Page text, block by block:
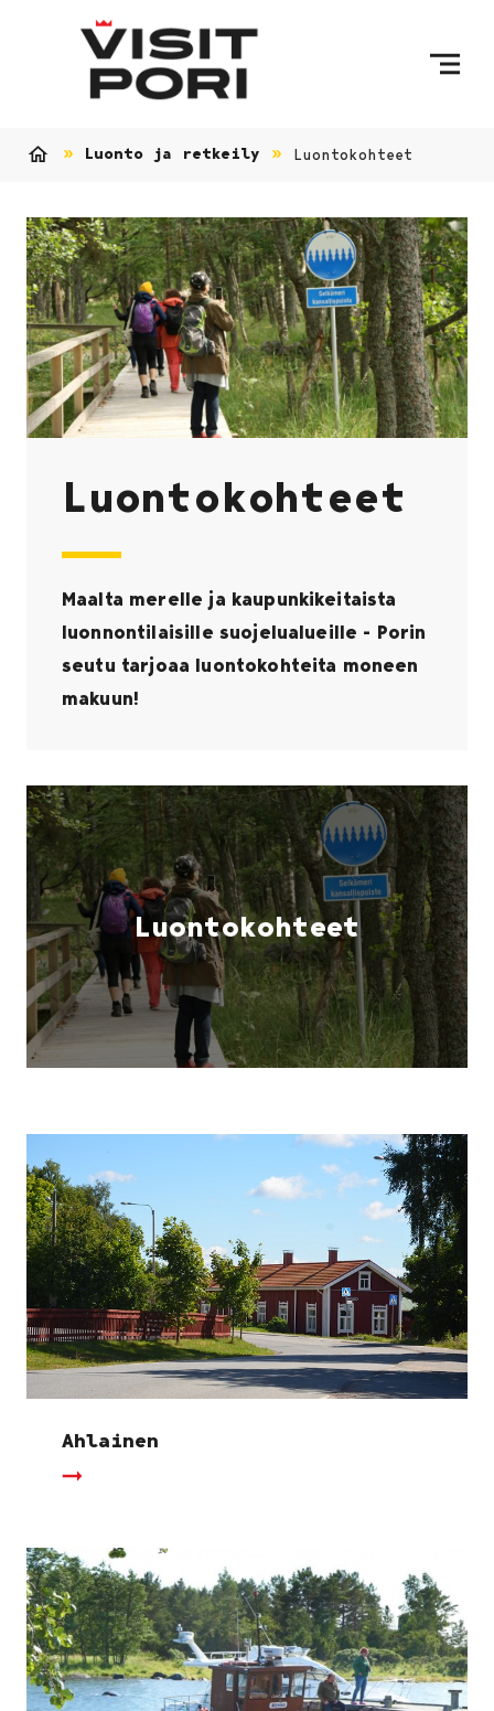
Luonto ja retkeily Luontokohteet
Luontokohteet
Maalta merelle ja kaupunkikeitaista
luonnontilaisille suojelualueille - Porin
seutu tarjoaa luontokohteita moneen
makuun!
Luontokohteet
Ahlainen